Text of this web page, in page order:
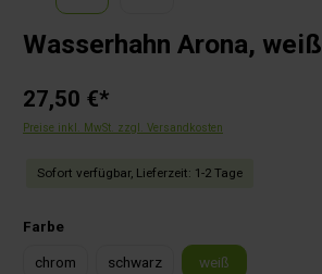
Wasserhahn Arona, weiß
27,50 €*
Preise inkl. MwSt. zzgl. Versandkosten
Sofort verfügbar, Lieferzeit: 1-2 Tage
Farbeauswählen
chrom schwarz weiß